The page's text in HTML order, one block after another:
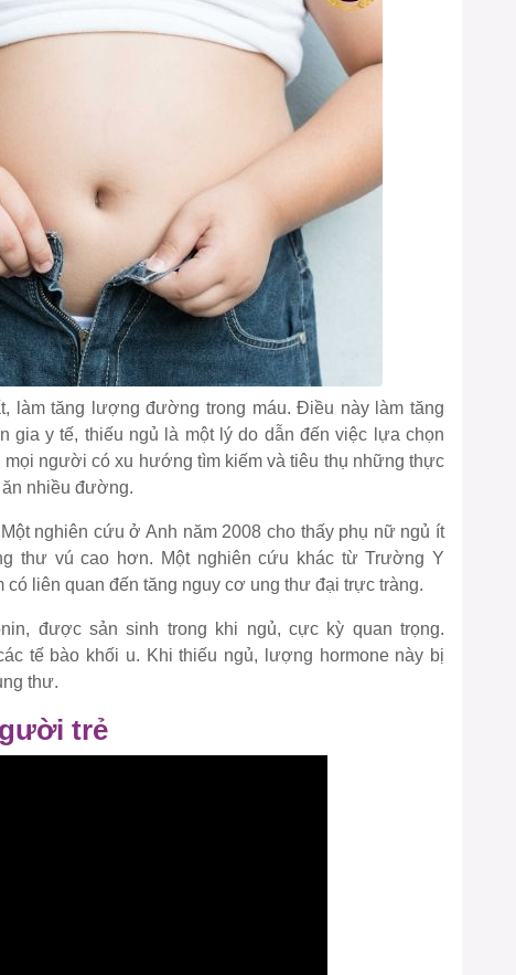
làm tăng lượng đường trong máu. Điều này làm tăng
gia y tế, thiếu ngủ là một lý do dẫn đến việc lựa chọn
người có xu hướng tìm kiếm và tiêu thụ những thực
nhiều đường.
nghiên cứu ở Anh năm 2008 cho thấy phụ nữ ngủ ít
thư vú cao hơn. Một nghiên cứu khác từ Trường Y
có liên quan đến tăng nguy cơ ung thư đại trực tràng.
được sản sinh trong khi ngủ, cực kỳ quan trọng.
tế bào khối u. Khi thiếu ngủ, lượng hormone này bị
thư.
trẻ